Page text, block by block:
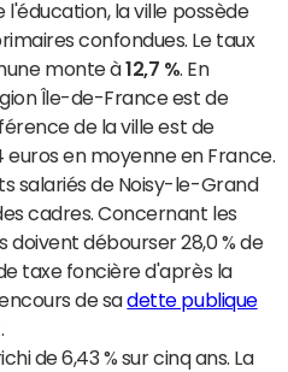
l'éducation, la ville possède
confondues. Le taux
monte à12,7 % . En
Île-de-France est de
de la ville est de
en moyenne en France.
salariés de Noisy-le-Grand
cadres. Concernant les
doivent débourser 28,0 % de
taxe foncière d'après la
de sadette publique
de 6,43 % sur cinq ans. La